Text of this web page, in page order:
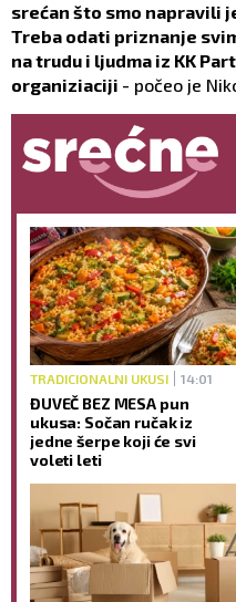
srećan što smo napravili
Treba odati priznanje
na trudu i ljudma iz KK
organiziaciji - počeo je
TRADICIONALNI UKUSI 14:01
ĐUVEČ BEZ MESA pun
ukusa: Sočan ručak iz
jedne šerpe koji će svi
voleti leti